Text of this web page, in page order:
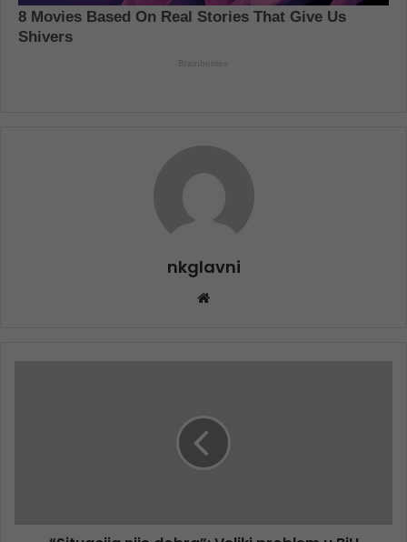
nkglavni